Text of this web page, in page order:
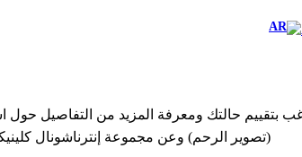
بتقييم حالتك ومعرفة المزيد من التفاصيل حول
(تصوير الرحم) وعن مجموعة إنترناشونال